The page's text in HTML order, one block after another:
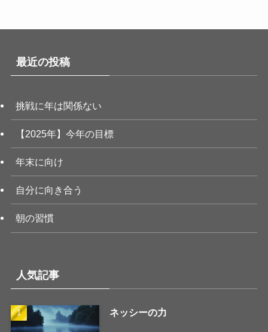
最近の投稿
挑戦に年は関係ない
【2025年】今年の目標
年末に向け
自分に向き合う
朝の習慣
人気記事
ネッシーの力